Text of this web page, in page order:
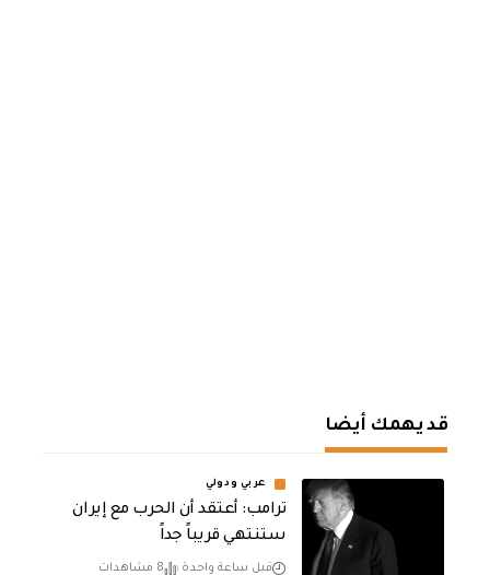
قد يهمك أيضا
عربي ودولي
‏ترامب: أعتقد أن الحرب مع إيران
ستنتهي قريباً جداً
قبل ساعة واحدة 8 مشاهدات